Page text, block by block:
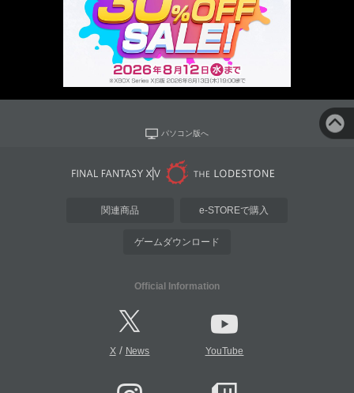
パソコン版へ
関連商品 e-STOREで購入
ゲームダウンロード
Official Information
X/ News YouTube